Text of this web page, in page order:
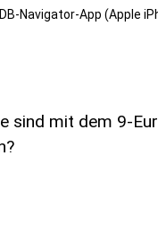
Navigator-App (Apple
sind mit dem 9-